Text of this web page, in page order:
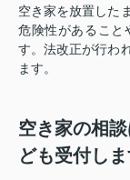
空き家を放置した
危険性があること
す。法改正が行わ
ます。
空き家の相
ども受付し